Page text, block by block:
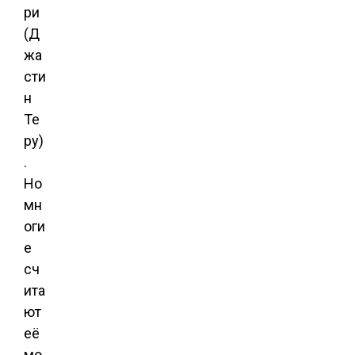
ри
(Д
жа
сти
н
Те
ру)
.
Но
мн
оги
е
сч
ита
ют
её